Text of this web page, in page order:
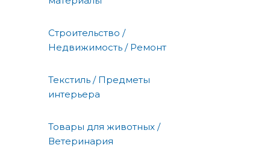
Строительство /
Недвижимость / Ремонт
Текстиль / Предметы
интерьера
Товары для животных /
Ветеринария